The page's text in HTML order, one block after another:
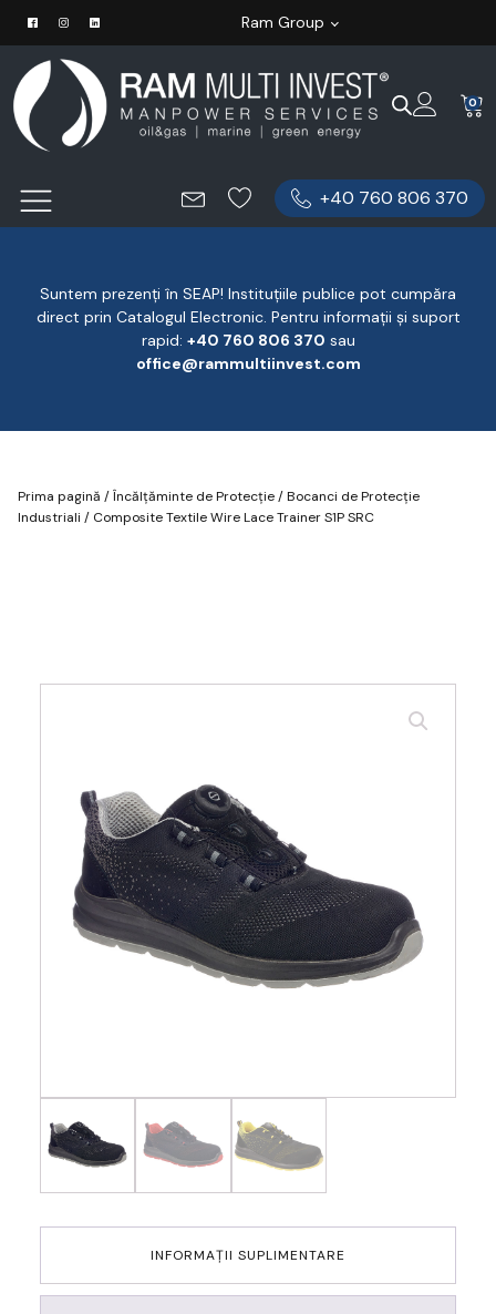
Ram Group
0
+40 760 806 370
Suntem prezenți în SEAP! Instituțiile publice pot cumpăra
direct prin Catalogul Electronic. Pentru informații și suport
rapid: ‪+40 760 806 370 ‬ sau
office@rammultiinvest.com
Prima pagină /Încălțăminte de Protecție/Bocanci de Protecție
Industriali / Composite Textile Wire Lace Trainer S1P SRC
INFORMAȚII SUPLIMENTARE